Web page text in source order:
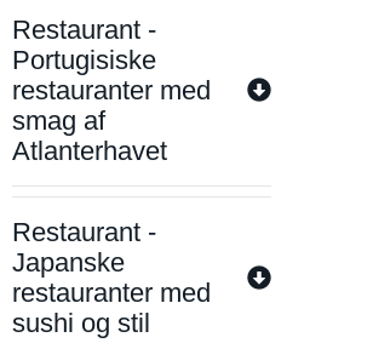
Restaurant -
Portugisiske
restauranter med
smag af
Atlanterhavet
Restaurant -
Japanske
restauranter med
sushi og stil